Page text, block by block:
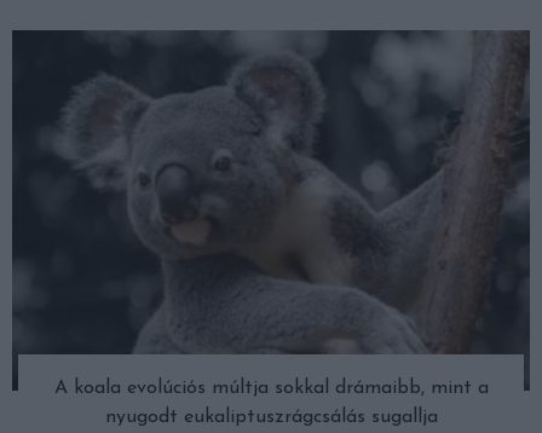
A koala evolúciós múltja sokkal drámaibb, mint a
nyugodt eukaliptuszrágcsálás sugallja